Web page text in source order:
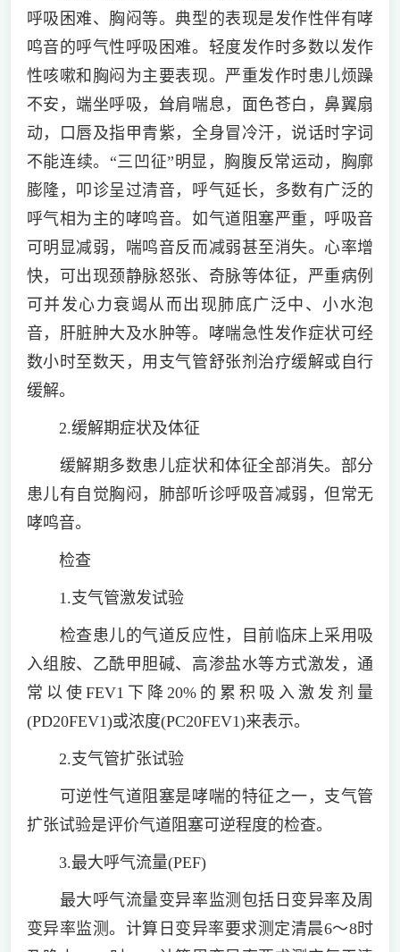
呼吸困难、胸闷等。典型的表现是发作性伴有哮
鸣音的呼气性呼吸困难。轻度发作时多数以发作
性咳嗽和胸闷为主要表现。严重发作时患儿烦躁
不安，端坐呼吸，耸肩喘息，面色苍白，鼻翼扇
动，口唇及指甲青紫，全身冒冷汗，说话时字词
不能连续。“三凹征”明显，胸腹反常运动，胸廓
膨隆，叩诊呈过清音，呼气延长，多数有广泛的
呼气相为主的哮鸣音。如气道阻塞严重，呼吸音
可明显减弱，喘鸣音反而减弱甚至消失。心率增
快，可出现颈静脉怒张、奇脉等体征，严重病例
可并发心力衰竭从而出现肺底广泛中、小水泡
音，肝脏肿大及水肿等。哮喘急性发作症状可经
数小时至数天，用支气管舒张剂治疗缓解或自行
缓解。
2.缓解期症状及体征
缓解期多数患儿症状和体征全部消失。部分
患儿有自觉胸闷，肺部听诊呼吸音减弱，但常无
哮鸣音。
检查
1.支气管激发试验
检查患儿的气道反应性，目前临床上采用吸
入组胺、乙酰甲胆碱、高渗盐水等方式激发，通
常以使FEV1下降20%的累积吸入激发剂量
(PD20FEV1)或浓度(PC20FEV1)来表示。
2.支气管扩张试验
可逆性气道阻塞是哮喘的特征之一，支气管
扩张试验是评价气道阻塞可逆程度的检查。
3.最大呼气流量(PEF)
最大呼气流量变异率监测包括日变异率及周
变异率监测。计算日变异率要求测定清晨6～8时